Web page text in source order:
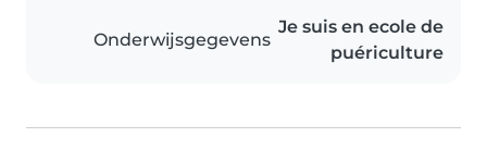
Onderwijsgegevens
Je suis en ecole de
puériculture